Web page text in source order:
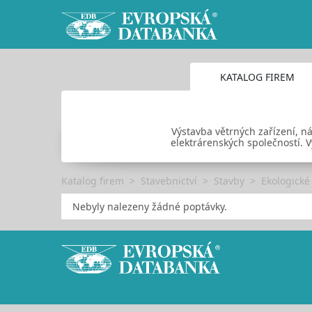
KATALOG FIREM
Výstavba větrných zařízení,
elektrárenských společností.
Katalog firem Stavebnictví Stavby
Nebyly nalezeny žádné poptávky.